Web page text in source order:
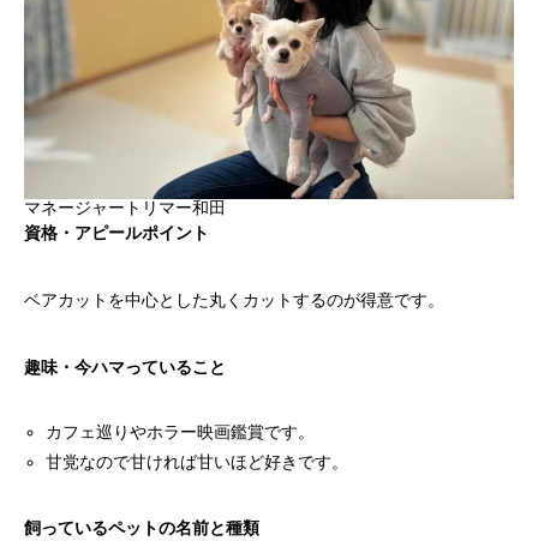
マネージャートリマー和田
資格・アピールポイント
ベアカットを中心とした丸くカットするのが得意です。
趣味・今ハマっていること
カフェ巡りやホラー映画鑑賞です。
甘党なので甘ければ甘いほど好きです。
飼っているペットの名前と種類